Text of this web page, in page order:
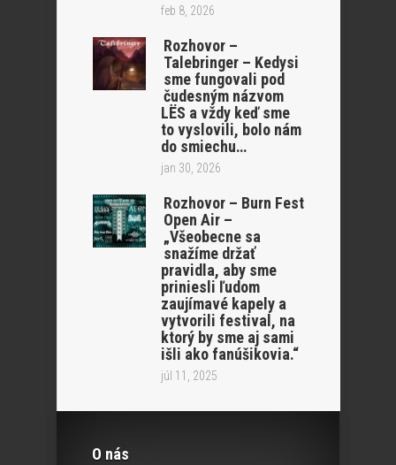
feb 8, 2026
Rozhovor –
Talebringer – Kedysi
sme fungovali pod
čudesným názvom
LËS a vždy keď sme
to vyslovili, bolo nám
do smiechu…
jan 30, 2026
Rozhovor – Burn Fest
Open Air –
„Všeobecne sa
snažíme držať
pravidla, aby sme
priniesli ľudom
zaujímavé kapely a
vytvorili festival, na
ktorý by sme aj sami
išli ako fanúšikovia.“
júl 11, 2025
O nás